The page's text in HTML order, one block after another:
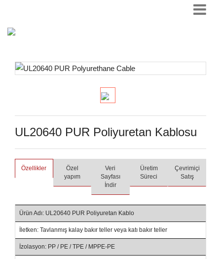
UL20640 PUR Poliyuretan Kablosu
Özellikler
Özel
yapım
Veri
Sayfası
İndir
Üretim
Süreci
Çevrimiçi
Satış
Ürün Adı: UL20640 PUR Poliyuretan Kablo
İletken: Tavlanmış kalay bakır teller veya katı bakır teller
İzolasyon: PP / PE / TPE / MPPE-PE